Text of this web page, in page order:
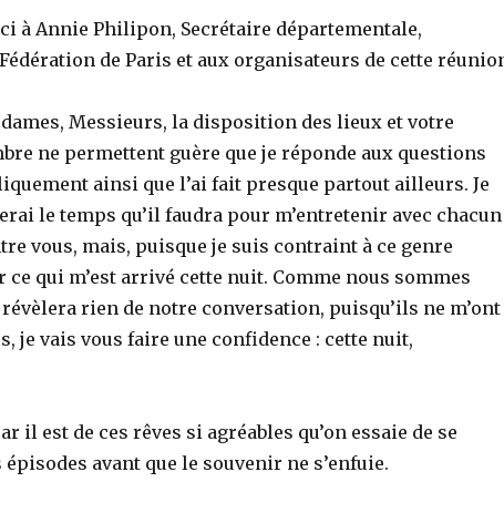
à Annie Philipon, Secrétaire départementale,
de Paris et aux organisateurs de cette
Messieurs, la disposition des lieux et votre
ne permettent guère que je réponde aux questions
ainsi que l’ai fait presque partout ailleurs. Je
le temps qu’il faudra pour m’entretenir avec chacun
vous, mais, puisque je suis contraint à ce genre
qui m’est arrivé cette nuit. Comme nous sommes
rien de notre conversation, puisqu’ils ne m’ont
je vais vous faire une confidence : cette nuit,
il est de ces rêves si agréables qu’on essaie de se
avant que le souvenir ne s’enfuie.